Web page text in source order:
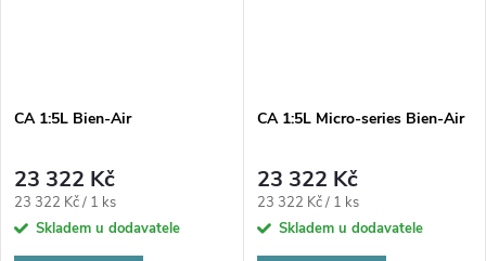
CA 1:5L Bien-Air
23 322 Kč
Měrná
cena:
23 322 Kč / 1 ks
Skladem u dodavatele
CA 1:5L Micro-series Bien-Air
23 322 Kč
Měrná
cena:
23 322 Kč / 1 ks
Skladem u dodavatele